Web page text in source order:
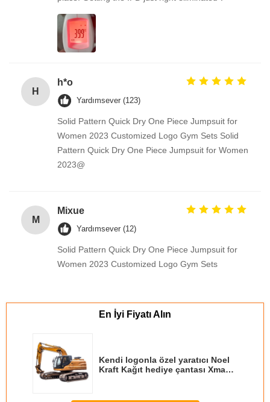
H
h*o
Yardımsever (123)
Solid Pattern Quick Dry One Piece Jumpsuit for
Women 2023 Customized Logo Gym Sets Solid
Pattern Quick Dry One Piece Jumpsuit for Women
2023@
M
Mixue
Yardımsever (12)
Solid Pattern Quick Dry One Piece Jumpsuit for
Women 2023 Customized Logo Gym Sets
En İyi Fiyatı Alın
Kendi logonla özel yaratıcı Noel
Kraft Kağıt hediye çantası Xmas